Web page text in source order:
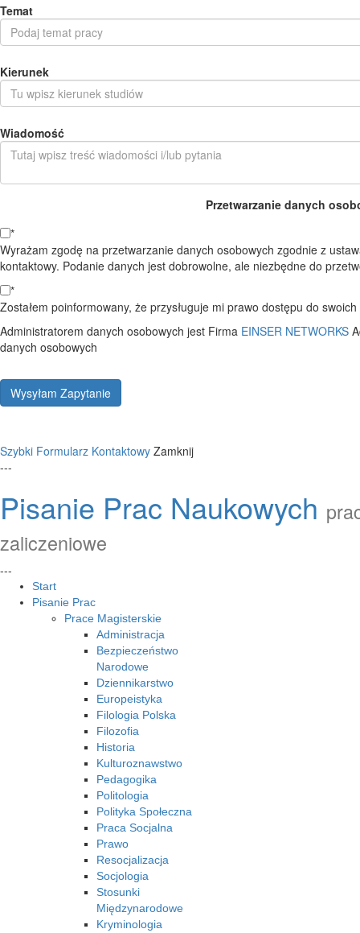
Temat
Kierunek
Wiadomość
Przetwarzanie danych
*
Wyrażam zgodę na przetwarzanie danych osobowych zgodnie z
kontaktowy. Podanie danych jest dobrowolne, ale niezbędne do
*
Zostałem poinformowany, że przysługuje mi prawo dostępu do
Administratorem danych osobowych jest Firma EINSER NETWORKS
danych osobowych
Wysyłam Zapytanie
Szybki Formularz Kontaktowy Zamknij
---
Pisanie Prac Naukowych
zaliczeniowe
---
Start
Pisanie Prac
Prace Magisterskie
Administracja
Bezpieczeństwo
Narodowe
Dziennikarstwo
Europeistyka
Filologia Polska
Filozofia
Historia
Kulturoznawstwo
Pedagogika
Politologia
Polityka Społeczna
Praca Socjalna
Prawo
Resocjalizacja
Socjologia
Stosunki
Międzynarodowe
Kryminologia